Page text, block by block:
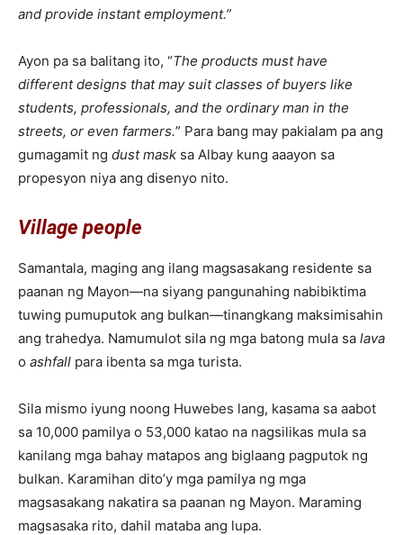
and provide instant employment.”
Ayon pa sa balitang ito, “The products must have
different designs that may suit classes of buyers like
students, professionals, and the ordinary man in the
streets, or even farmers.” Para bang may pakialam pa ang
gumagamit ng dust mask sa Albay kung aaayon sa
propesyon niya ang disenyo nito.
Village people
Samantala, maging ang ilang magsasakang residente sa
paanan ng Mayon—na siyang pangunahing nabibiktima
tuwing pumuputok ang bulkan—tinangkang maksimisahin
ang trahedya. Namumulot sila ng mga batong mula sa lava
o ashfall para ibenta sa mga turista.
Sila mismo iyung noong Huwebes lang, kasama sa aabot
sa 10,000 pamilya o 53,000 katao na nagsilikas mula sa
kanilang mga bahay matapos ang biglaang pagputok ng
bulkan. Karamihan dito’y mga pamilya ng mga
magsasakang nakatira sa paanan ng Mayon. Maraming
magsasaka rito, dahil mataba ang lupa.